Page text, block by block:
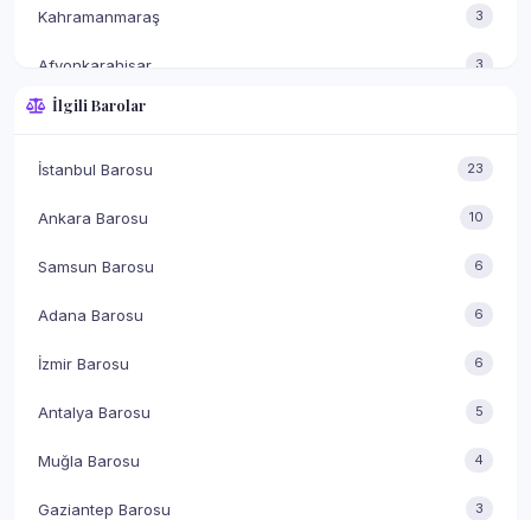
Kahramanmaraş 3
Afyonkarahisar 3
Gaziantep
Denizli 2
Isparta 2
Yozgat 2
Mersin 2
Tokat 2
Kırklareli 1
Nevşehir 1
Sakarya 1
İlgili Barolar
İstanbul Barosu 23
Ankara Barosu 10
Samsun Barosu 6
Adana Barosu 6
İzmir Barosu 6
Antalya Barosu 5
Muğla Barosu 4
Gaziantep Barosu 3